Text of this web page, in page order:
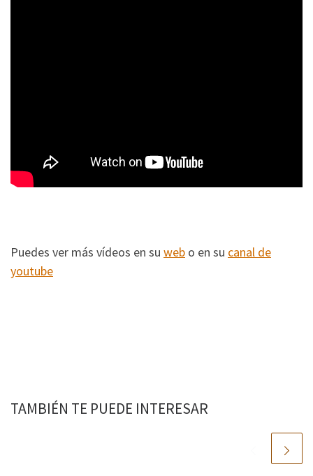
Puedes ver más vídeos en su web o en su canal de
youtube
TAMBIÉN TE PUEDE INTERESAR